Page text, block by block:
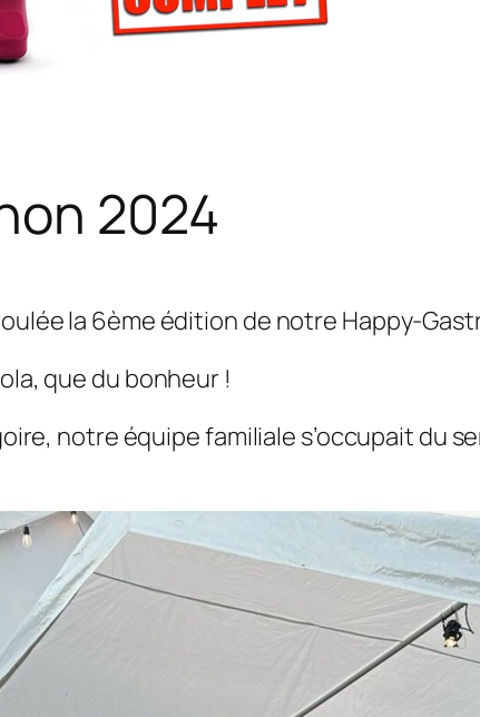
2024
la 6ème édition de notre Happy-
que du bonheur !
notre équipe familiale s’occupait du